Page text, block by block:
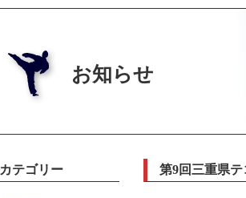
お知らせ
カテゴリー 第9回三重県